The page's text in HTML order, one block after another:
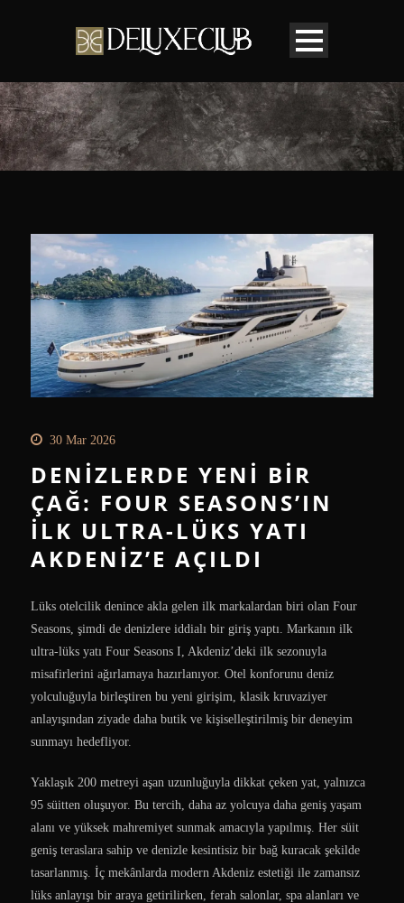
30 Mar 2026
DENIZLERDE YENI BIR
ÇAĞ: FOUR SEASONS’IN
İLK ULTRA-LÜKS YATI
AKDENIZ’E AÇILDI
Lüks otelcilik denince akla gelen ilk markalardan biri olan Four
Seasons, şimdi de denizlere iddialı bir giriş yaptı. Markanın ilk
ultra-lüks yatı Four Seasons I, Akdeniz’deki ilk sezonuyla
misafirlerini ağırlamaya hazırlanıyor. Otel konforunu deniz
yolculuğuyla birleştiren bu yeni girişim, klasik kruvaziyer
anlayışından ziyade daha butik ve kişiselleştirilmiş bir deneyim
sunmayı hedefliyor.
Yaklaşık 200 metreyi aşan uzunluğuyla dikkat çeken yat, yalnızca
95 süitten oluşuyor. Bu tercih, daha az yolcuya daha geniş yaşam
alanı ve yüksek mahremiyet sunmak amacıyla yapılmış. Her süit
geniş teraslara sahip ve denizle kesintisiz bir bağ kuracak şekilde
tasarlanmış. İç mekânlarda modern Akdeniz estetiği ile zamansız
lüks anlayışı bir araya getirilirken, ferah salonlar, spa alanları ve